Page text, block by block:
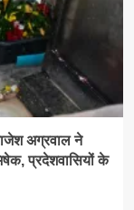
अग्रवाल ने
प्रदेशवासियों के